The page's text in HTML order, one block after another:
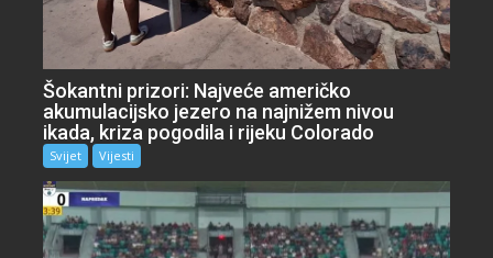
Šokantni prizori: Najveće američko
akumulacijsko jezero na najnižem nivou
ikada, kriza pogodila i rijeku Colorado
Svijet Vijesti